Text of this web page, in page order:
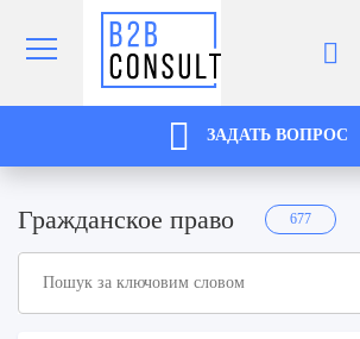
ЗАДАТЬ ВОПРОС
Гражданское право 677